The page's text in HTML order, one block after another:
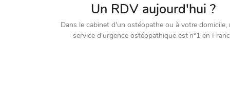
Un RDV aujourd'hui ?
Dans le cabinet d'un ostéopathe ou à votre domicile,
service d'urgence ostéopathique est n°1 en